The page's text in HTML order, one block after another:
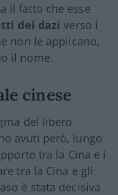
il fatto che esse
dei dazi verso i
non le applicano,
il nome.
cinese
del libero
avuti però, lungo
tra la Cina e i
tra la Cina e gli
è stata decisiva